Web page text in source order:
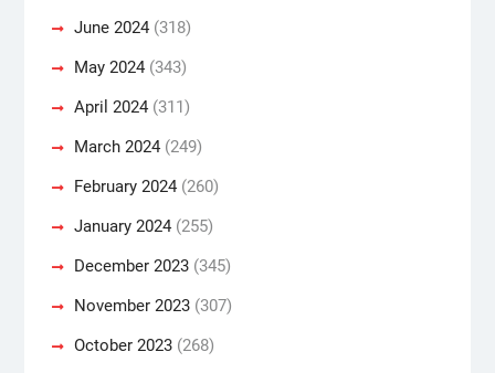
June 2024(318)
May 2024(343)
April 2024(311)
March 2024(249)
February 2024(260)
January 2024(255)
December 2023(345)
November 2023(307)
October 2023(268)